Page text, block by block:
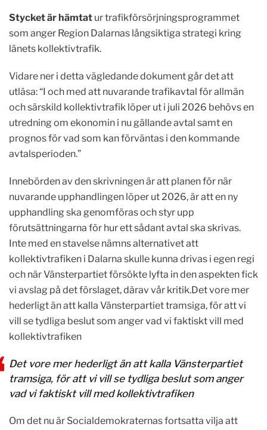
Stycket är hämtat ur trafikförsörjningsprogrammet
som anger Region Dalarnas långsiktiga strategi kring
länets kollektivtrafik.
Vidare ner i detta vägledande dokument går det att
utläsa: “I och med att nuvarande trafikavtal för allmän
och särskild kollektivtrafik löper ut i juli 2026 behövs en
utredning om ekonomin i nu gällande avtal samt en
prognos för vad som kan förväntas i den kommande
avtalsperioden.”
Innebörden av den skrivningen är att planen för när
nuvarande upphandlingen löper ut 2026, är att en ny
upphandling ska genomföras och styr upp
förutsättningarna för hur ett sådant avtal ska skrivas.
Inte med en stavelse nämns alternativet att
kollektivtrafiken i Dalarna skulle kunna drivas i egen regi
och när Vänsterpartiet försökte lyfta in den aspekten fick
vi avslag på det förslaget, därav vår kritik.Det vore mer
hederligt än att kalla Vänsterpartiet tramsiga, för att vi
vill se tydliga beslut som anger vad vi faktiskt vill med
kollektivtrafiken
Det vore mer hederligt än att kalla Vänsterpartiet
tramsiga, för att vi vill se tydliga beslut som anger
vad vi faktiskt vill med kollektivtrafiken
Om det nu är Socialdemokraternas fortsatta vilja att